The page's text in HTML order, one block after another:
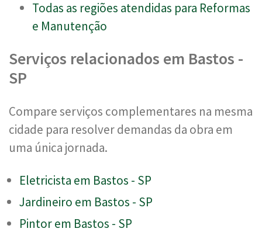
Todas as regiões atendidas para Reformas
e Manutenção
Serviços relacionados em Bastos -
SP
Compare serviços complementares na mesma
cidade para resolver demandas da obra em
uma única jornada.
Eletricista em Bastos - SP
Jardineiro em Bastos - SP
Pintor em Bastos - SP